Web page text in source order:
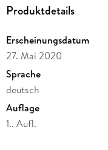
Produktdetails
Erscheinungsdatum
27. Mai 2020
Sprache
deutsch
Auflage
1., Aufl.